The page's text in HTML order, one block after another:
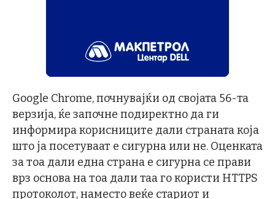
Google Chrome, почнувајќи од својата 56-та
верзија, ќе започне подиректно да ги
информира корисниците дали страната која
што ја посетуваат е сигурна или не. Оценката
за тоа дали една страна е сигурна се прави
врз основа на тоа дали таа го користи HTTPS
протоколот, наместо веќе стариот и